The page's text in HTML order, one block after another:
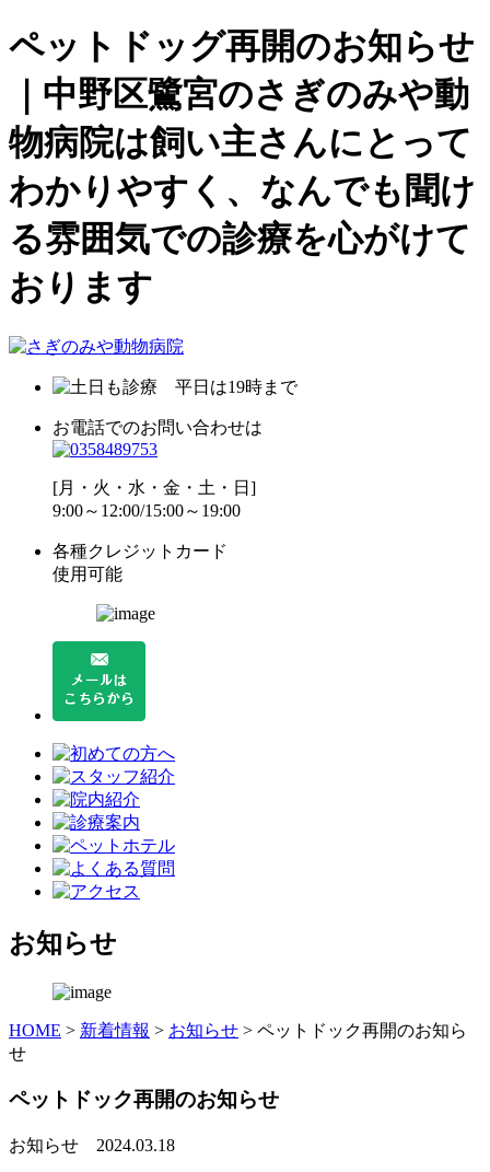
ペットドッグ再開のお知らせ
｜中野区鷺宮のさぎのみや動
物病院は飼い主さんにとって
わかりやすく、なんでも聞け
る雰囲気での診療を心がけて
おります
お電話でのお問い合わせは
[月・火・水・金・土・日]
9:00～12:00/15:00～19:00
各種クレジットカード
使用可能
お知らせ
HOME > 新着情報 > お知らせ > ペットドック再開のお知ら
せ
ペットドック再開のお知らせ
お知らせ 2024.03.18